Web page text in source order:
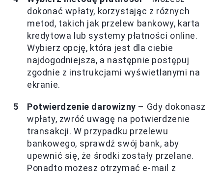
dokonać wpłaty, korzystając z różnych
metod, takich jak przelew bankowy, karta
kredytowa lub systemy płatności online.
Wybierz opcję, która jest dla ciebie
najdogodniejsza, a następnie postępuj
zgodnie z instrukcjami wyświetlanymi na
ekranie.
Potwierdzenie darowizny – Gdy dokonasz
wpłaty, zwróć uwagę na potwierdzenie
transakcji. W przypadku przelewu
bankowego, sprawdź swój bank, aby
upewnić się, że środki zostały przelane.
Ponadto możesz otrzymać e-mail z